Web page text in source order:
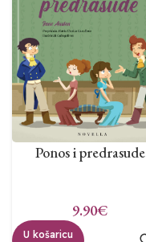
Ponos i predrasude
9.90€
U košaricu